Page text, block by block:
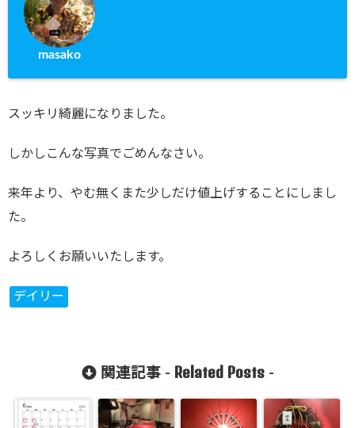
masako
スッキリ綺麗になりました。
しかしこんな写真でごめんなさい。
来年より、やむ無くまた少しだけ値上げすることにしまし
た。
よろしくお願いいたします。
デイリー
関連記事 - Related Posts-